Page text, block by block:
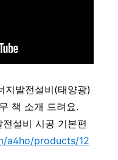
지발전설비(태양광)
책 소개 드려요.
설비 시공 기본편
a4ho/products/12